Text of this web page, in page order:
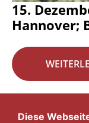
15.
Hannover;
Diese